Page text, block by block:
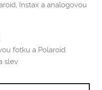
Instax a analogovou
fotku a Polaroid
slev